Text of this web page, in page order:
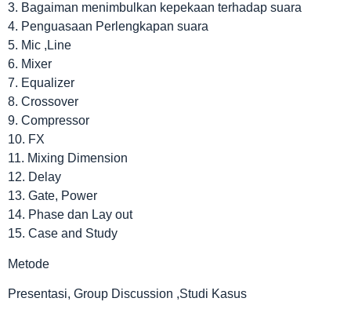
3. Bagaiman menimbulkan kepekaan terhadap suara
4. Penguasaan Perlengkapan suara
5. Mic ,Line
6. Mixer
7. Equalizer
8. Crossover
9. Compressor
10. FX
11. Mixing Dimension
12. Delay
13. Gate, Power
14. Phase dan Lay out
15. Case and Study
Metode
Presentasi, Group Discussion ,Studi Kasus